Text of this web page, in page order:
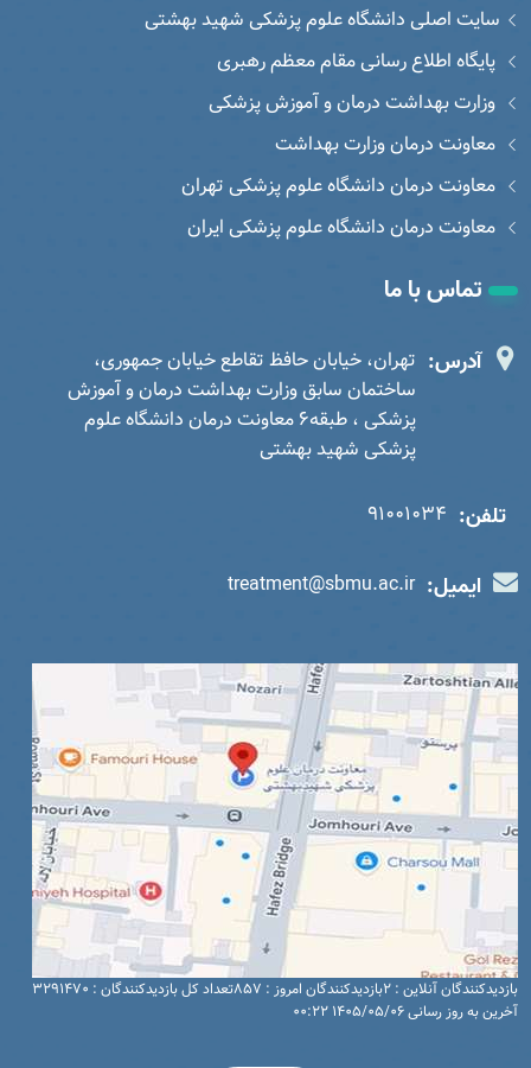
سایت اصلی دانشگاه علوم پزشکی شهید بهشتی
پایگاه اطلاع رسانی مقام معظم رهبری
وزارت بهداشت درمان و آموزش پزشکی
معاونت درمان وزارت بهداشت
معاونت درمان دانشگاه علوم پزشکی تهران
معاونت درمان دانشگاه علوم پزشکی ایران
تماس با ما
آدرس: تهران، خیابان حافظ تقاطع خیابان جمهوری،
ساختمان سابق وزارت بهداشت درمان و آموزش
پزشکی ، طبقه6 معاونت درمان دانشگاه علوم
پزشکی شهید بهشتی
تلفن: 91001034
ایمیل: treatment@sbmu.ac.ir
بازدیدکنندگان آنلاین : 2 بازدیدکنندگان امروز : 857
تعداد کل بازدیدکنندگان : 3291470
آخرین به روز رسانی 1405/05/06 00:22